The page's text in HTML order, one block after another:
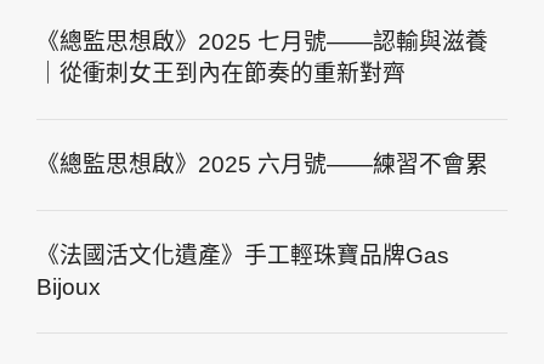
《總監思想啟》2025 七月號——認輸與滋養
｜從衝刺女王到內在節奏的重新對齊
《總監思想啟》2025 六月號——練習不會累
《法國活文化遺產》手工輕珠寶品牌Gas
Bijoux